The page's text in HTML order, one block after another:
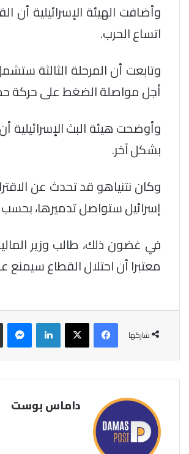
وأضافت الهيئة الإسرائيلية أن
اتساع الحرب.
وتابعت أن المرحلة الثالثة
أجل مواصلة الضغط على حركة
وأوضحت هيئة البث
بشكل آخر.
وكان نتنياهو قد تحدث عن
إسرائيل ستواصل تدميرها، بحسب
في غضون ذلك، طالب وزير
معتبرا أن احتلال القطاع
شاركها
فيسبوك‫X لينكدإن
داماس بوست